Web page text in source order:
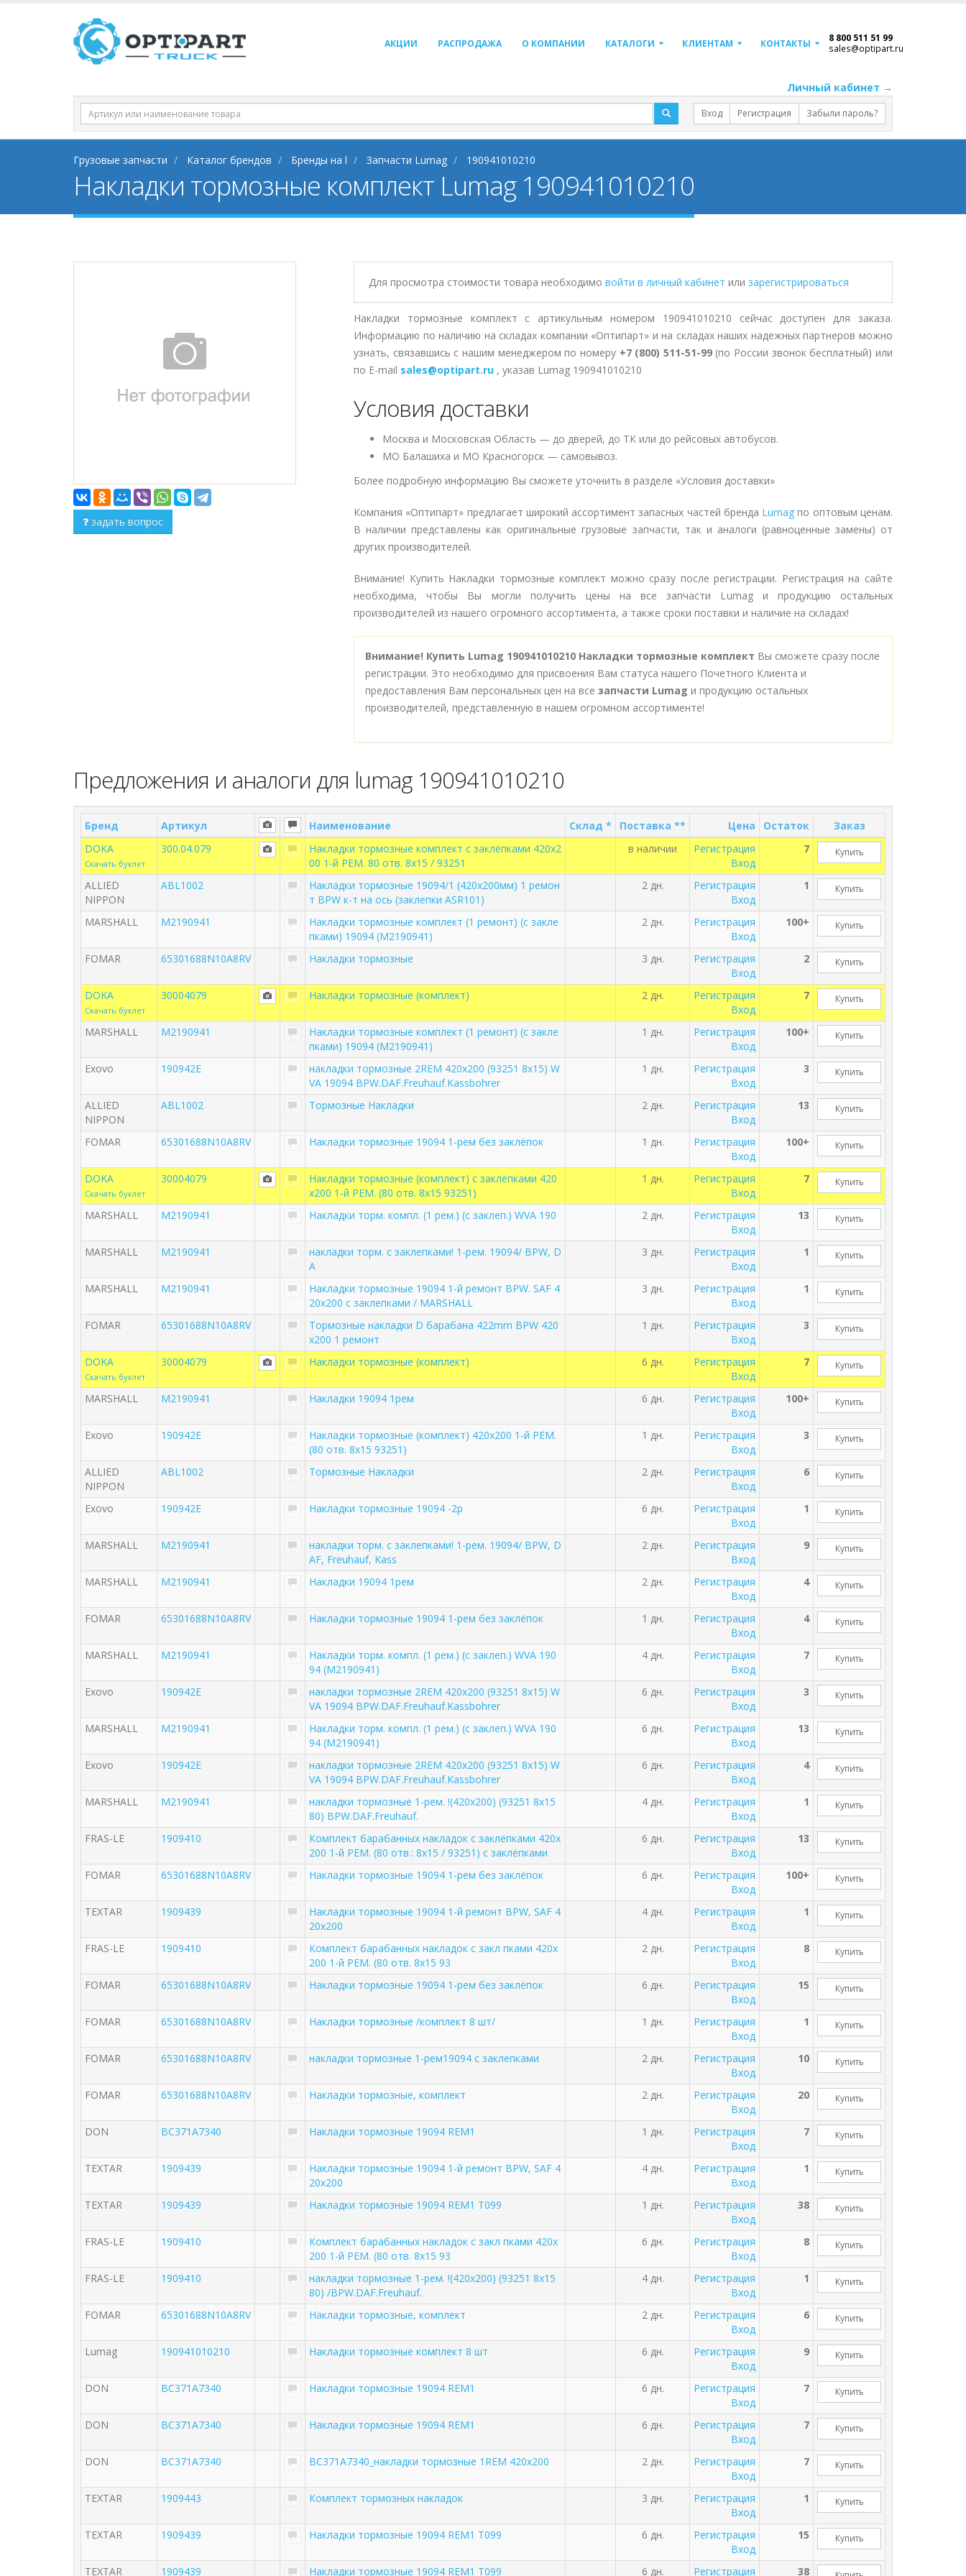
АКЦИИ РАСПРОДАЖА О КОМПАНИИ КАТАЛОГИ КЛИЕНТАМ КОНТАКТЫ 8 800 511 51 99
sales@optipart.ru
Личный кабинет →
Вход Регистрация Забыли пароль?
Грузовые запчасти Каталог брендов Бренды на l Запчасти Lumag 190941010210
Накладки тормозные комплект Lumag 190941010210
задать вопрос
Для просмотра стоимости товара необходимо войти в личный кабинет или зарегистрироваться
Накладки тормозные комплект с артикульным номером 190941010210 сейчас доступен для заказа.
Информацию по наличию на складах компании «Оптипарт» и на складах наших надежных партнеров можно
узнать, связавшись с нашим менеджером по номеру +7 (800) 511-51-99(по России звонок бесплатный) или
по E-mail sales@optipart.ru , указав Lumag 190941010210
Условия доставки
Москва и Московская Область — до дверей, до ТК или до рейсовых автобусов.
МО Балашиха и МО Красногорск — самовывоз.
Более подробную информацию Вы сможете уточнить в разделе «Условия доставки»
Компания «Оптипарт» предлагает широкий ассортимент запасных частей бренда Lumag по оптовым ценам.
В наличии представлены как оригинальные грузовые запчасти, так и аналоги (равноценные замены) от
других производителей.
Внимание! Купить Накладки тормозные комплект можно сразу после регистрации. Регистрация на сайте
необходима, чтобы Вы могли получить цены на все запчасти Lumag и продукцию остальных
производителей из нашего огромного ассортимента, а также сроки поставки и наличие на складах!
Внимание! Купить Lumag 190941010210 Накладки тормозные комплект Вы сможете сразу после
регистрации. Это необходимо для присвоения Вам статуса нашего Почетного Клиента и
предоставления Вам персональных цен на все запчасти Lumag и продукцию остальных
производителей, представленную в нашем огромном ассортименте!
Предложения и аналоги для lumag 190941010210
Бренд Артикул Наименование Склад * Поставка ** Цена Остаток
Заказ
DOKA
Скачать буклет
300.04.079
Накладки тормозные комплект с заклёпками 420x2
00 1-й РЕМ. 80 отв. 8x15 / 93251
в наличии
Регистрация
Вход
7 Купить
ALLIED
NIPPON
ABL1002
Накладки тормозные 19094/1 (420х200мм) 1 ремон
т BPW к-т на ось (заклепки ASR101)
2 дн.
Регистрация
Вход
1 Купить
MARSHALL M2190941
Накладки тормозные комплект (1 ремонт) (с закле
пками) 19094 (M2190941)
2 дн.
Регистрация
Вход
100+ Купить
FOMAR 65301688N10A8RV Накладки тормозные 3 дн.
Регистрация
Вход
2 Купить
DOKA
Скачать буклет
30004079 Накладки тормозные (комплект) 2 дн.
Регистрация
Вход
7 Купить
MARSHALL M2190941
Накладки тормозные комплект (1 ремонт) (с закле
пками) 19094 (M2190941)
1 дн.
Регистрация
Вход
100+ Купить
Exovo 190942E
накладки тормозные 2REM 420х200 (93251 8x15) W
VA 19094 BPW.DAF.Freuhauf.Kassbohrer
1 дн.
Регистрация
Вход
3 Купить
ALLIED
NIPPON
ABL1002 Тормозные Накладки 2 дн.
Регистрация
Вход
13 Купить
FOMAR 65301688N10A8RV Накладки тормозные 19094 1-рем без заклёпок 1 дн.
Регистрация
Вход
100+ Купить
DOKA
Скачать буклет
30004079
Накладки тормозные (комплект) с заклёпками 420
x200 1-й РЕМ. (80 отв. 8x15 93251)
1 дн.
Регистрация
Вход
7 Купить
MARSHALL M2190941 Накладки торм. компл. (1 рем.) (с заклеп.) WVA 190 2 дн.
Регистрация
Вход
13 Купить
MARSHALL M2190941
накладки торм. с заклепками! 1-рем. 19094/ BPW, D
A
3 дн.
Регистрация
Вход
1 Купить
MARSHALL M2190941
Накладки тормозные 19094 1-й ремонт BPW. SAF 4
20x200 с заклепками / MARSHALL
3 дн.
Регистрация
Вход
1 Купить
FOMAR 65301688N10A8RV
Тормозные накладки D барабана 422mm BPW 420
x200 1 ремонт
1 дн.
Регистрация
Вход
3 Купить
DOKA
Скачать буклет
30004079 Накладки тормозные (комплект) 6 дн.
Регистрация
Вход
7 Купить
MARSHALL M2190941 Накладки 19094 1рем 6 дн.
Регистрация
Вход
100+ Купить
Exovo 190942E
Накладки тормозные (комплект) 420х200 1-й РЕМ.
(80 отв. 8х15 93251)
1 дн.
Регистрация
Вход
3 Купить
ALLIED
NIPPON
ABL1002 Тормозные Накладки 2 дн.
Регистрация
Вход
6 Купить
Exovo 190942E Накладки тормозные 19094 -2р 6 дн.
Регистрация
Вход
1 Купить
MARSHALL M2190941
накладки торм. с заклепками! 1-рем. 19094/ BPW, D
AF, Freuhauf, Kass
2 дн.
Регистрация
Вход
9 Купить
MARSHALL M2190941 Накладки 19094 1рем 2 дн.
Регистрация
Вход
4 Купить
FOMAR 65301688N10A8RV Накладки тормозные 19094 1-рем без заклёпок 1 дн.
Регистрация
Вход
4 Купить
MARSHALL M2190941
Накладки торм. компл. (1 рем.) (с заклеп.) WVA 190
94 (M2190941)
4 дн.
Регистрация
Вход
7 Купить
Exovo 190942E
накладки тормозные 2REM 420х200 (93251 8x15) W
VA 19094 BPW.DAF.Freuhauf.Kassbohrer
6 дн.
Регистрация
Вход
3 Купить
MARSHALL M2190941
Накладки торм. компл. (1 рем.) (с заклеп.) WVA 190
94 (M2190941)
6 дн.
Регистрация
Вход
13 Купить
Exovo 190942E
накладки тормозные 2REM 420х200 (93251 8x15) W
VA 19094 BPW.DAF.Freuhauf.Kassbohrer
6 дн.
Регистрация
Вход
4 Купить
MARSHALL M2190941
накладки тормозные 1-рем. !(420x200) (93251 8x15
80) BPW.DAF.Freuhauf.
4 дн.
Регистрация
Вход
1 Купить
FRAS-LE 1909410
Комплект барабанных накладок с заклёпками 420x
200 1-й РЕМ. (80 отв.: 8x15 / 93251) с заклёпками
6 дн.
Регистрация
Вход
13 Купить
FOMAR 65301688N10A8RV Накладки тормозные 19094 1-рем без заклёпок 6 дн.
Регистрация
Вход
100+ Купить
TEXTAR 1909439
Накладки тормозные 19094 1-й ремонт BPW, SAF 4
20x200
4 дн.
Регистрация
Вход
1 Купить
FRAS-LE 1909410
Комплект барабанных накладок с закл пками 420x
200 1-й РЕМ. (80 отв. 8x15 93
2 дн.
Регистрация
Вход
8 Купить
FOMAR 65301688N10A8RV Накладки тормозные 19094 1-рем без заклёпок 6 дн.
Регистрация
Вход
15 Купить
FOMAR 65301688N10A8RV Накладки тормозные /комплект 8 шт/ 1 дн.
Регистрация
Вход
1 Купить
FOMAR 65301688N10A8RV накладки тормозные 1-рем19094 с заклепками 2 дн.
Регистрация
Вход
10 Купить
FOMAR 65301688N10A8RV Накладки тормозные, комплект 2 дн.
Регистрация
Вход
20 Купить
DON BC371A7340 Накладки тормозные 19094 REM1 1 дн.
Регистрация
Вход
7 Купить
TEXTAR 1909439
Накладки тормозные 19094 1-й ремонт BPW, SAF 4
20x200
4 дн.
Регистрация
Вход
1 Купить
TEXTAR 1909439 Накладки тормозные 19094 REM1 T099 1 дн.
Регистрация
Вход
38 Купить
FRAS-LE 1909410
Комплект барабанных накладок с закл пками 420x
200 1-й РЕМ. (80 отв. 8x15 93
6 дн.
Регистрация
Вход
8 Купить
FRAS-LE 1909410
накладки тормозные 1-рем. !(420x200) (93251 8x15
80) /BPW.DAF.Freuhauf.
4 дн.
Регистрация
Вход
1 Купить
FOMAR 65301688N10A8RV Накладки тормозные, комплект 2 дн.
Регистрация
Вход
6 Купить
Lumag 190941010210 Накладки тормозные комплект 8 шт 6 дн.
Регистрация
Вход
9 Купить
DON BC371A7340 Накладки тормозные 19094 REM1 6 дн.
Регистрация
Вход
7 Купить
DON BC371A7340 Накладки тормозные 19094 REM1 6 дн.
Регистрация
Вход
7 Купить
DON BC371A7340 BC371A7340_накладки тормозные 1REM 420х200 2 дн.
Регистрация
Вход
7 Купить
TEXTAR 1909443 Комплект тормозных накладок 3 дн.
Регистрация
Вход
1 Купить
TEXTAR 1909439 Накладки тормозные 19094 REM1 T099 6 дн.
Регистрация
Вход
15 Купить
TEXTAR 1909439 Накладки тормозные 19094 REM1 T099 6 дн. Регистрация 38